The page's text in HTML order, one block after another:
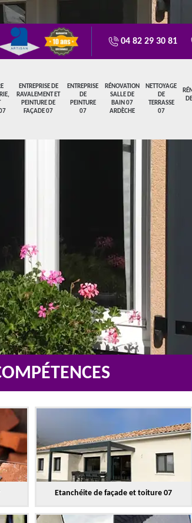
ENTREPRISE DE
RAVALEMENT ET
PEINTURE DE
FAÇADE 07
ENTREPRISE
DE
PEINTURE
07
RÉNOVATION
SALLE DE
BAIN 07
ARDÈCHE
NETTOYAGE
DE
TERRASSE
07
04 82 29 30 81
Etanchéite de façade et toiture 07